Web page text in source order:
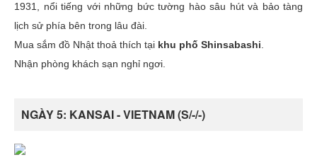
1931, nổi tiếng với những bức tường hào sâu hút và bảo tàng
lịch sử phía bên trong lâu đài.
Mua sắm đồ Nhật thoả thích tại khu phố Shinsabashi.
Nhận phòng khách sạn nghỉ ngơi.
NGÀY 5: KANSAI - VIETNAM (S/-/-)